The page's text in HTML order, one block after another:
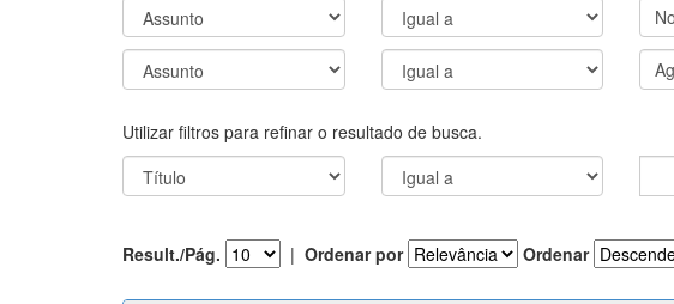
Utilizar filtros para refinar o resultado de busca.
Result./Pág. | Ordenar por Ordenar